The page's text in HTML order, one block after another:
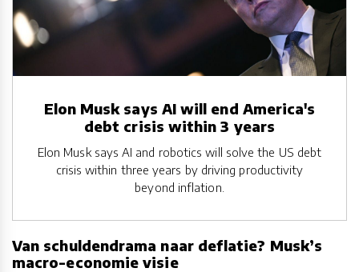
Elon Musk says AI will end America's
debt crisis within 3 years
Elon Musk says AI and robotics will solve the US debt
crisis within three years by driving productivity
beyond inflation.
Van schuldendrama naar deflatie? Musk’s
macro-economie visie